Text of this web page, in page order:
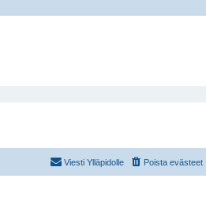
Poista evästeet
Viesti Ylläpidolle